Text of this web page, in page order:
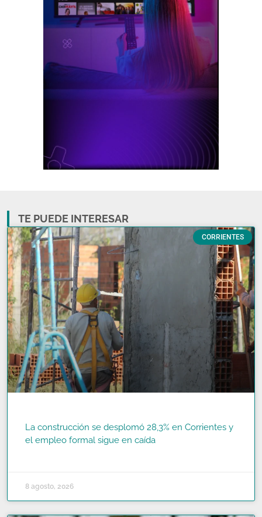
TE PUEDE INTERESAR
CORRIENTES
La construcción se desplomó 28,3% en Corrientes y
el empleo formal sigue en caída
8 agosto, 2026